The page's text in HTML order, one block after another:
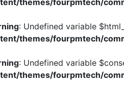
themes/fourpmtech/
: Undefined variable
themes/fourpmtech/
: Undefined variable
themes/fourpmtech/